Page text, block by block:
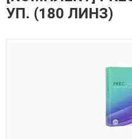
УП. (180 ЛИНЗ)